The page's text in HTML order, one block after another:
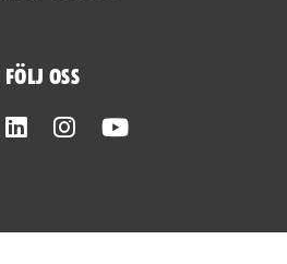
Följ oss
FacebookLinkedInInstagram